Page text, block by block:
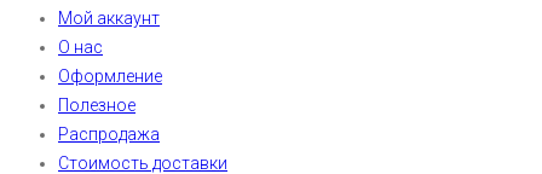
Мой аккаунт
О нас
Оформление
Полезное
Распродажа
Стоимость доставки